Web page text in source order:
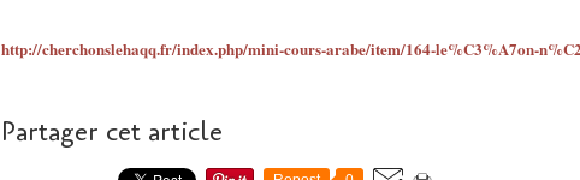
http://cherchonslehaqq.fr/index.php/mini-cours-arabe/item/164-le%C3%A7on-
Partager cet article